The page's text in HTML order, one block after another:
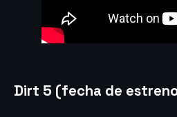
Dirt 5 (fecha de